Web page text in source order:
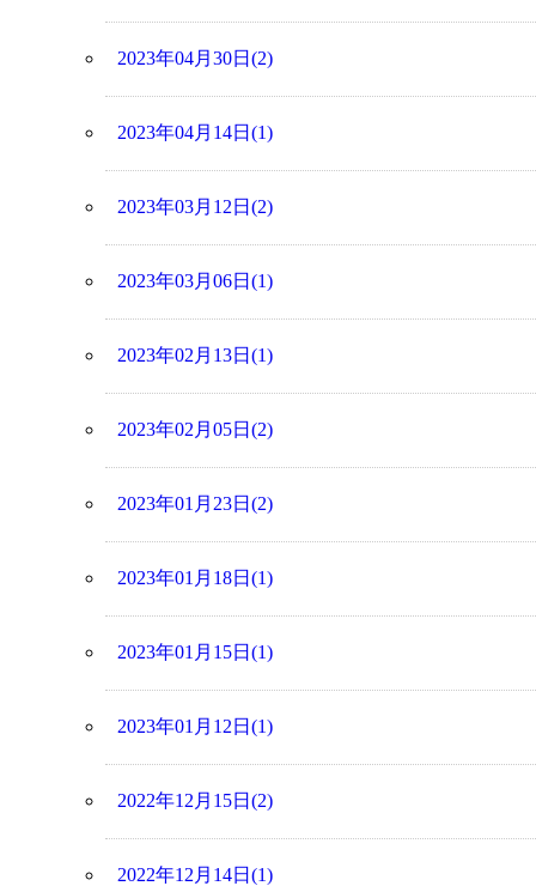
2023年04月30日(2)
2023年04月14日(1)
2023年03月12日(2)
2023年03月06日(1)
2023年02月13日(1)
2023年02月05日(2)
2023年01月23日(2)
2023年01月18日(1)
2023年01月15日(1)
2023年01月12日(1)
2022年12月15日(2)
2022年12月14日(1)